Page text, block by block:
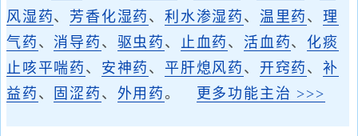
风湿药、 芳香化湿药 、利水渗湿药 、 温里药 、理
气药 、 消导药 、 驱虫药 、 止血药 、 活血药、 化痰
止咳平喘药 、 安神药 、 平肝熄风药 、 开窍药 、补
益药 、 固涩药 、 外用药。 更多功能主治 >>>